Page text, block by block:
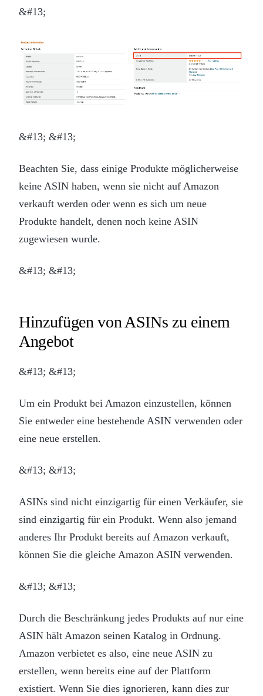
&#13;
&#13; &#13;
Beachten Sie, dass einige Produkte möglicherweise
keine ASIN haben, wenn sie nicht auf Amazon
verkauft werden oder wenn es sich um neue
Produkte handelt, denen noch keine ASIN
zugewiesen wurde.
&#13; &#13;
Hinzufügen von ASINs zu einem
Angebot
&#13; &#13;
Um ein Produkt bei Amazon einzustellen, können
Sie entweder eine bestehende ASIN verwenden oder
eine neue erstellen.
&#13; &#13;
ASINs sind nicht einzigartig für einen Verkäufer, sie
sind einzigartig für ein Produkt. Wenn also jemand
anderes Ihr Produkt bereits auf Amazon verkauft,
können Sie die gleiche Amazon ASIN verwenden.
&#13; &#13;
Durch die Beschränkung jedes Produkts auf nur eine
ASIN hält Amazon seinen Katalog in Ordnung.
Amazon verbietet es also, eine neue ASIN zu
erstellen, wenn bereits eine auf der Plattform
existiert. Wenn Sie dies ignorieren, kann dies zur